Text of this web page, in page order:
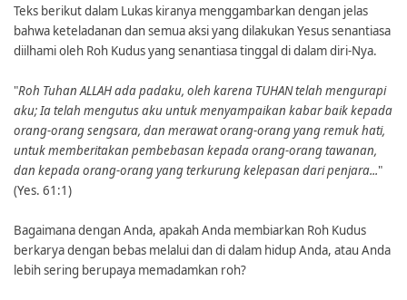
Teks berikut dalam Lukas kiranya menggambarkan dengan jelas
bahwa keteladanan dan semua aksi yang dilakukan Yesus senantiasa
diilhami oleh Roh Kudus yang senantiasa tinggal di dalam diri-Nya.
"Roh Tuhan ALLAH ada padaku, oleh karena TUHAN telah mengurapi
aku; Ia telah mengutus aku untuk menyampaikan kabar baik kepada
orang-orang sengsara, dan merawat orang-orang yang remuk hati,
untuk memberitakan pembebasan kepada orang-orang tawanan,
dan kepada orang-orang yang terkurung kelepasan dari penjara..."
(Yes. 61:1)
Bagaimana dengan Anda, apakah Anda membiarkan Roh Kudus
berkarya dengan bebas melalui dan di dalam hidup Anda, atau Anda
lebih sering berupaya memadamkan roh?